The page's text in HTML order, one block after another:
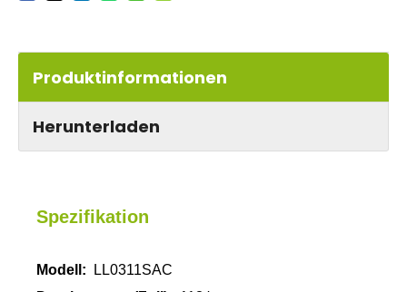
Produktinformationen
Herunterladen
Spezifikation
Modell:
LL0311SAC